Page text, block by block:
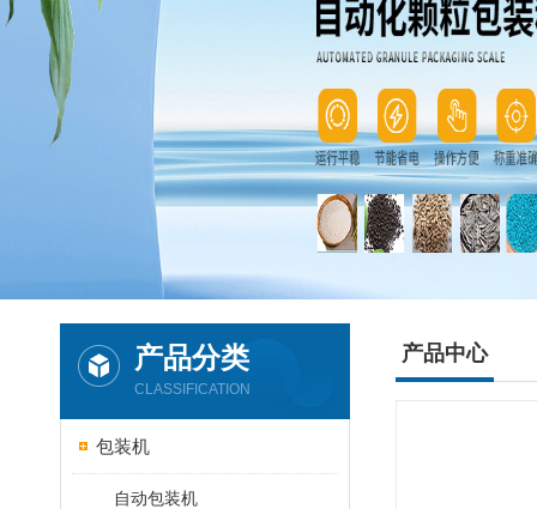
产品分类
CLASSIFICATION
包装机
自动包装机
产品中心